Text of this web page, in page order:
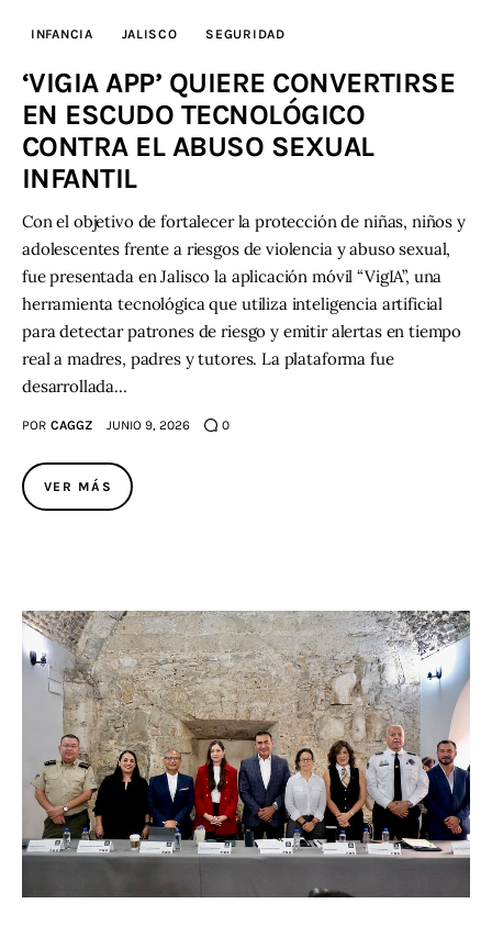
INFANCIA JALISCO SEGURIDAD
‘VIGIA APP’ QUIERE CONVERTIRSE
EN ESCUDO TECNOLÓGICO
CONTRA EL ABUSO SEXUAL
INFANTIL
Con el objetivo de fortalecer la protección de niñas, niños y
adolescentes frente a riesgos de violencia y abuso sexual,
fue presentada en Jalisco la aplicación móvil “VigIA”, una
herramienta tecnológica que utiliza inteligencia artificial
para detectar patrones de riesgo y emitir alertas en tiempo
real a madres, padres y tutores. La plataforma fue
desarrollada…
POR CAGGZ JUNIO 9, 2026 0
VER MÁS